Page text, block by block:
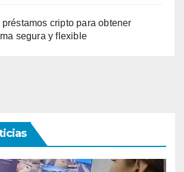
préstamos cripto para obtener
segura y flexible